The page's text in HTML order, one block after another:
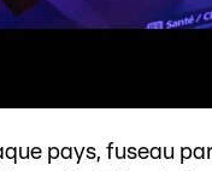
pays, fuseau